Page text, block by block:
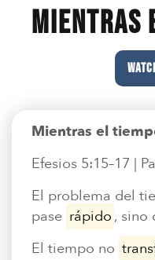
Welcome
We can’t wait to meet you.
Discover Community
Learn more about our
Let us help you get started.
When life gets hard, we’re
En Español
Ministerio para todos los
Mientras
Mientras el
Efesios 5:15–17 |
El problema del
pase rápido , sino
El tiempo no